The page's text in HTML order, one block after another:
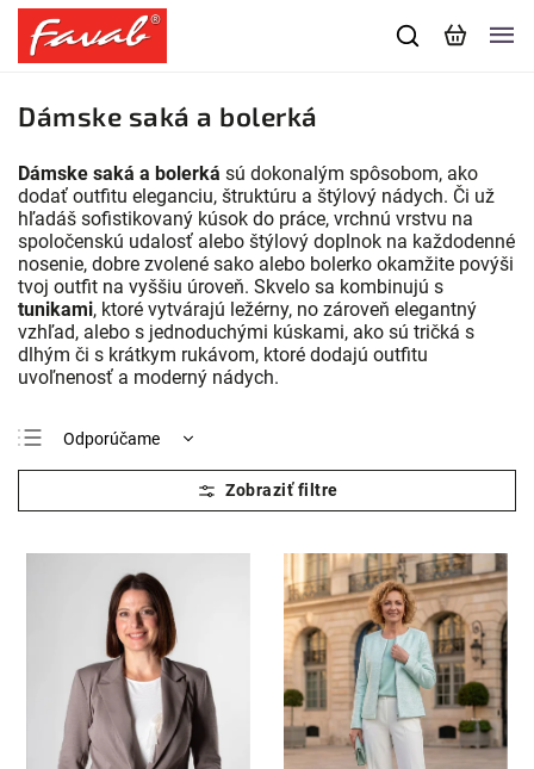
Dámske saká a bolerká
Dámske saká a bolerká sú dokonalým spôsobom, ako
dodať outfitu eleganciu, štruktúru a štýlový nádych. Či už
hľadáš sofistikovaný kúsok do práce, vrchnú vrstvu na
spoločenskú udalosť alebo štýlový doplnok na každodenné
nosenie, dobre zvolené sako alebo bolerko okamžite povýši
tvoj outfit na vyššiu úroveň. Skvelo sa kombinujú s
tunikami, ktoré vytvárajú ležérny, no zároveň elegantný
vzhľad, alebo s jednoduchými kúskami, ako sú tričká s
dlhým či s krátkym rukávom, ktoré dodajú outfitu
uvoľnenosť a moderný nádych.
Odporúčame
Najlacnejšie
Najdrahšie
Najpredávanejšie
Abecedne